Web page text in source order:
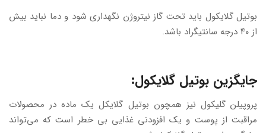
بوتیل گلایکول باید تحت گاز نیتروژن نگهداری شود و دما نباید بیش
از ۴۰ درجه سانتیگراد باشد.
جایگزین بوتیل گلایکول:
پروپیلن گلیکول نیز همچون بوتیل گلایکل یک ماده در محصولات
مراقبت از پوست و یک افزودنی غذایی بی خطر است که می‌تواند